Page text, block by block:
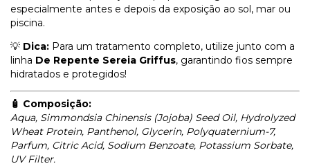
especialmente antes e depois da exposição ao sol, mar ou
piscina.
💡 Dica: Para um tratamento completo, utilize junto com a
linha De Repente Sereia Griffus, garantindo fios sempre
hidratados e protegidos!
🧴 Composição:
Aqua, Simmondsia Chinensis (Jojoba) Seed Oil, Hydrolyzed
Wheat Protein, Panthenol, Glycerin, Polyquaternium-7,
Parfum, Citric Acid, Sodium Benzoate, Potassium Sorbate,
UV Filter.